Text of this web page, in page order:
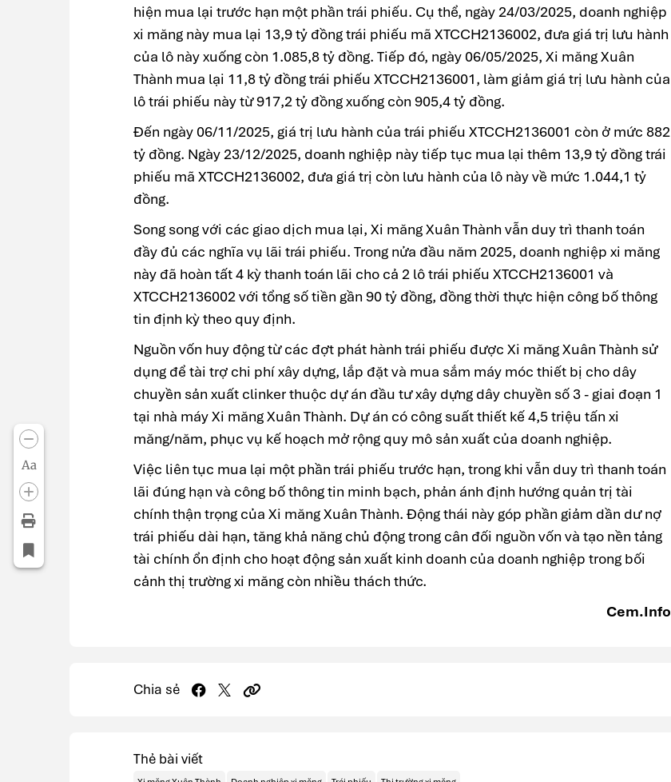
Aa
hiện mua lại trước hạn một phần trái phiếu. Cụ thể, ngày 24/03/2025, doanh nghiệp
xi măng này mua lại 13,9 tỷ đồng trái phiếu mã XTCCH2136002, đưa giá trị lưu hành
của lô này xuống còn 1.085,8 tỷ đồng. Tiếp đó, ngày 06/05/2025, Xi măng Xuân
Thành mua lại 11,8 tỷ đồng trái phiếu XTCCH2136001, làm giảm giá trị lưu hành của
lô trái phiếu này từ 917,2 tỷ đồng xuống còn 905,4 tỷ đồng.
Đến ngày 06/11/2025, giá trị lưu hành của trái phiếu XTCCH2136001 còn ở mức 882
tỷ đồng. Ngày 23/12/2025, doanh nghiệp này tiếp tục mua lại thêm 13,9 tỷ đồng trái
phiếu mã XTCCH2136002, đưa giá trị còn lưu hành của lô này về mức 1.044,1 tỷ
đồng.
Song song với các giao dịch mua lại, Xi măng Xuân Thành vẫn duy trì thanh toán
đầy đủ các nghĩa vụ lãi trái phiếu. Trong nửa đầu năm 2025, doanh nghiệp xi măng
này đã hoàn tất 4 kỳ thanh toán lãi cho cả 2 lô trái phiếu XTCCH2136001 và
XTCCH2136002 với tổng số tiền gần 90 tỷ đồng, đồng thời thực hiện công bố thông
tin định kỳ theo quy định.
Nguồn vốn huy động từ các đợt phát hành trái phiếu được Xi măng Xuân Thành sử
dụng để tài trợ chi phí xây dựng, lắp đặt và mua sắm máy móc thiết bị cho dây
chuyền sản xuất clinker thuộc dự án đầu tư xây dựng dây chuyền số 3 - giai đoạn 1
tại nhà máy Xi măng Xuân Thành. Dự án có công suất thiết kế 4,5 triệu tấn xi
măng/năm, phục vụ kế hoạch mở rộng quy mô sản xuất của doanh nghiệp.
Việc liên tục mua lại một phần trái phiếu trước hạn, trong khi vẫn duy trì thanh toán
lãi đúng hạn và công bố thông tin minh bạch, phản ánh định hướng quản trị tài
chính thận trọng của Xi măng Xuân Thành. Động thái này góp phần giảm dần dư nợ
trái phiếu dài hạn, tăng khả năng chủ động trong cân đối nguồn vốn và tạo nền tảng
tài chính ổn định cho hoạt động sản xuất kinh doanh của doanh nghiệp trong bối
cảnh thị trường xi măng còn nhiều thách thức.
Cem.Info
Chia sẻ
Thẻ bài viết